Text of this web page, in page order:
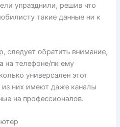
упразднили, решив что
такие данные ни к
следует обратить внимание,
на телефоне/пк ему
универсален этот
из них имеют даже каналы
на профессионалов.